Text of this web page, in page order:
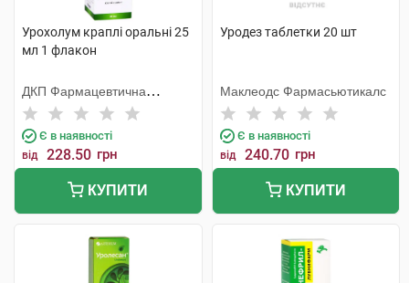
Урохолум краплі оральні 25
мл 1 флакон
ДКП Фармацевтична
фабрика
Є в наявності
від 228.50 грн
КУПИТИ
Уродез таблетки 20 шт
Маклеодс Фармасьютикалс
Є в наявності
від 240.70 грн
КУПИТИ